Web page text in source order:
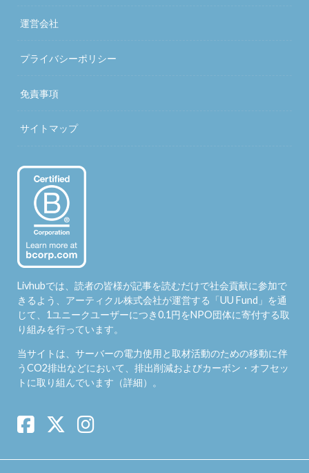
運営会社
プライバシーポリシー
免責事項
サイトマップ
Livhubでは、読者の皆様が記事を読むだけで社会貢献に参加で
きるよう、アーティクル株式会社が運営する「UU Fund 」を通
じて、1ユニークユーザーにつき0.1円をNPO団体に寄付する取
り組みを行っています。
当サイトは、サーバーの電力使用と取材活動のための移動に伴
うCO2排出などにおいて、排出削減およびカーボン・オフセッ
トに取り組んでいます（詳細）。